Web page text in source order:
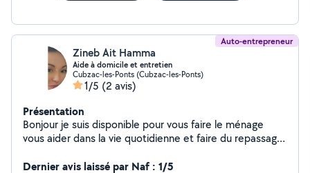
Auto-entrepreneur
Zineb Ait Hamma
Aide à domicile et entretien
Cubzac-les-Ponts (Cubzac-les-Ponts)
1/5 (2 avis)
Présentation
Bonjour je suis disponible pour vous faire le ménage
vous aider dans la vie quotidienne et faire du repassage
me contacter
Dernier avis laissé par Naf : 1/5